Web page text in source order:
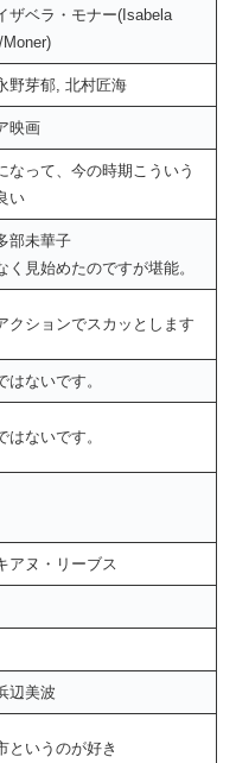
ザベラ・モナー(Isabela
野芽郁, 北村匠海
映画
なって、今の時期こういう
い
部未華子
く見始めたのですが堪能。
クションでスカッとします
はないです。
はないです。
アヌ・リーブス
辺美波
というのが好き